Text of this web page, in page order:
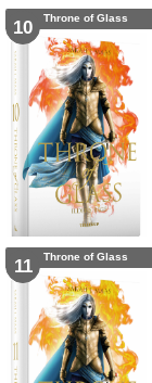
10 Throne of Glass
11 Throne of Glass